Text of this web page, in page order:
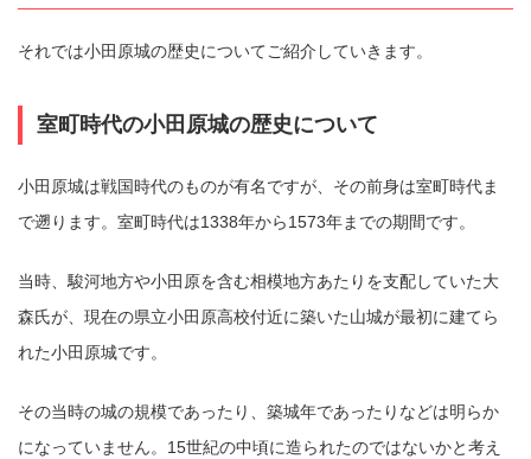
それでは小田原城の歴史についてご紹介していきます。
室町時代の小田原城の歴史について
小田原城は戦国時代のものが有名ですが、その前身は室町時代ま
で遡ります。室町時代は1338年から1573年までの期間です。
当時、駿河地方や小田原を含む相模地方あたりを支配していた大
森氏が、現在の県立小田原高校付近に築いた山城が最初に建てら
れた小田原城です。
その当時の城の規模であったり、築城年であったりなどは明らか
になっていません。15世紀の中頃に造られたのではないかと考え